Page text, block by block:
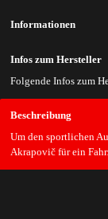
Beschreibung
Um den sportlichen
Akrapovič für ein
Informationen
Infos zum Hersteller
Folgende Infos zum